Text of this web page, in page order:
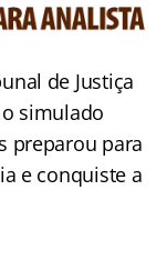
de Justiça
simulado
preparou para
e conquiste a